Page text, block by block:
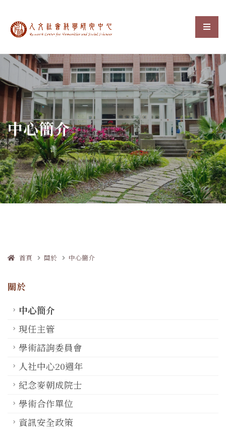
中央研究院人文社會科選
:::
中心簡介
首頁 關於 中心簡介
關於
中心簡介
現任主管
學術諮詢委員會
人社中心20週年
紀念麥朝成院士
學術合作單位
資訊安全政策